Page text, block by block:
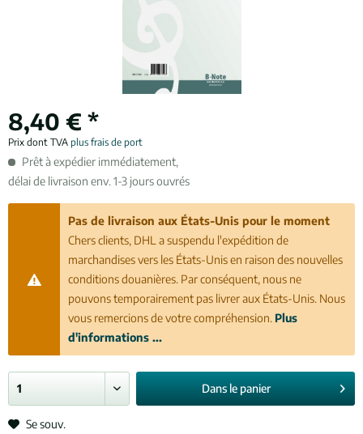
8,40 € *
Prix dont TVA plus frais de port
Prêt à expédier immédiatement,
délai de livraison env. 1-3 jours ouvrés
Pas de livraison aux États-Unis pour le moment
Chers clients, DHL a suspendu l'expédition de
marchandises vers les États-Unis en raison des nouvelles
conditions douanières. Par conséquent, nous ne
pouvons temporairement pas livrer aux États-Unis. Nous
vous remercions de votre compréhension. Plus
d'informations ...
Dans le panier
Se souv.